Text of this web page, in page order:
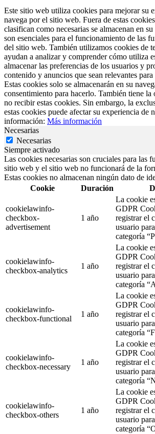
Este sitio web utiliza cookies para mejorar su
navega por el sitio web. Fuera de estas
clasifican como necesarias se almacenan en
son esenciales para el funcionamiento de las
del sitio web. También utilizamos cookies de
ayudan a analizar y comprender cómo utiliza
almacenar las preferencias de los usuarios y
contenido y anuncios que sean relevantes para
Estas cookies solo se almacenarán en su
consentimiento para hacerlo. También tiene
no recibir estas cookies. Sin embargo, la
estas cookies puede afectar su experiencia de
información: Más información
Necesarias
Necesarias
Siempre activado
Las cookies necesarias son cruciales para las
sitio web y el sitio web no funcionará de la
Estas cookies no almacenan ningún dato de
Cookie
Duración
cookielawinfo-
checkbox-
advertisement
1 año
La cookie
GDPR
registrar el
usuario
categoría
cookielawinfo-
checkbox-analytics
1 año
La cookie
GDPR
registrar el
usuario
categoría
cookielawinfo-
checkbox-functional
1 año
La cookie
GDPR
registrar el
usuario
categoría
cookielawinfo-
checkbox-necessary
1 año
La cookie
GDPR
registrar el
usuario
categoría
cookielawinfo-
checkbox-others
1 año
La cookie
GDPR
registrar el
usuario
categoría